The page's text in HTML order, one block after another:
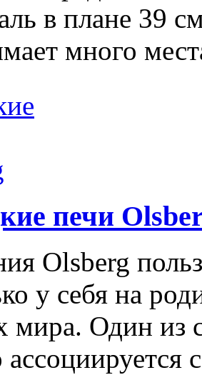
в плане 39
много
печи
Olsberg
у себя на
мира. Один из